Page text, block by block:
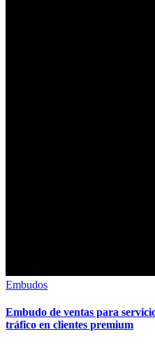
Embudos
Embudo de ventas para
tráfico en clientes premium